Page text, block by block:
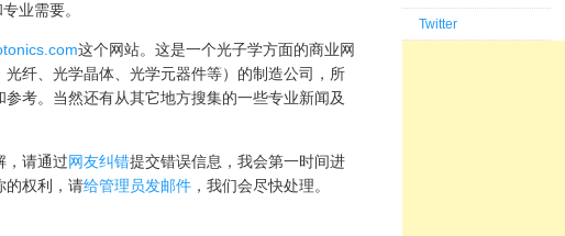
业需要。
这个网站。这是一个光子学方面的商业网
纤、光学晶体、光学元器件等）的制造公司，所
考。当然还有从其它地方搜集的一些专业新闻及
，请通过网友纠错提交错误信息，我会第一时间进
的权利，请给管理员发邮件 ，我们会尽快处理。
Twitter